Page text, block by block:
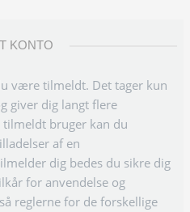
KONTO
være tilmeldt. Det tager kun
giver dig langt flere
bruger kan du
af en
dig bedes du sikre dig
for anvendelse og
reglerne for de forskellige